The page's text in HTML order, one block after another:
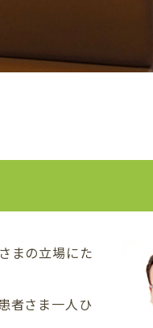
まの立場にた
者さま一人ひ